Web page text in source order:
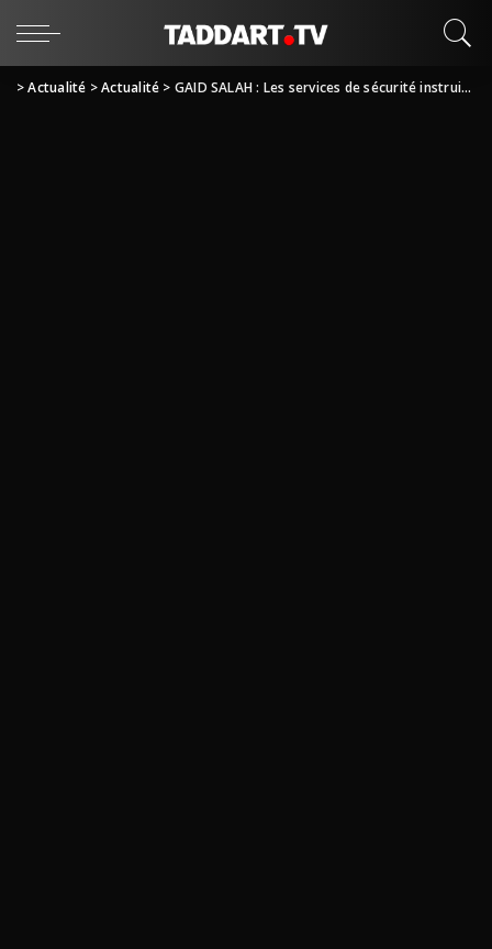
>Actualité >Actualité > GAID SALAH : Les services de sécurité instruits pour entamer « immédiatement » la sécurisation du processus électoral